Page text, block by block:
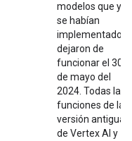
modelos que ya
se habían
implementado
dejaron de
funcionar el 30
de mayo del
2024. Todas las
funciones de la
versión antigua
de Vertex AI y